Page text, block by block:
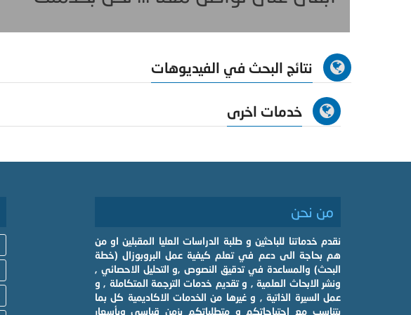
نتائج البحث في الفيديوهات
خدمات اخرى
من نحن
نقدم خدماتنا للباحثين و طلبة الدراسات العليا المقبلين او من
هم بحاجة الى دعم في تعلم كيفية عمل البروبوزال (خطة
البحث) والمساعدة في تدقيق النصوص ,و التحليل الاحصائي ,
ونشر الابحاث العلمية , و تقديم خدمات الترجمة المتكاملة , و
عمل السيرة الذاتية , و غيرها من الخدمات الاكاديمية كل بما
يتناسب مع احتياجاتكم و متطلباتكم بزمن قياسي وبأسعار